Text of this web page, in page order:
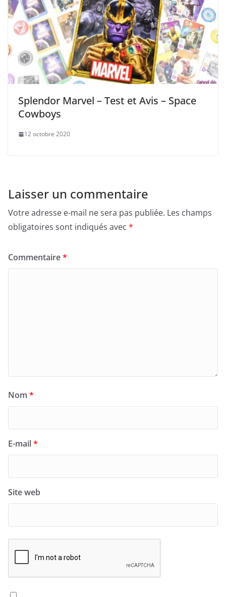
Splendor Marvel – Test et Avis – Space
Cowboys
12 octobre 2020
Laisser un commentaire
Votre adresse e-mail ne sera pas publiée. Les champs
obligatoires sont indiqués avec *
Commentaire*
Nom *
E-mail*
Site web